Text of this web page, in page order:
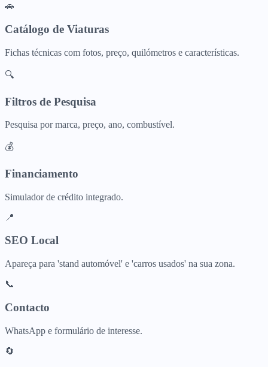
🚗
Catálogo de Viaturas
Fichas técnicas com fotos, preço, quilómetros e características.
🔍
Filtros de Pesquisa
Pesquisa por marca, preço, ano, combustível.
💰
Financiamento
Simulador de crédito integrado.
📍
SEO Local
Apareça para 'stand automóvel' e 'carros usados' na sua zona.
📞
Contacto
WhatsApp e formulário de interesse.
🔄